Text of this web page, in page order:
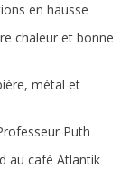
en hausse
chaleur et bonne
métal et
Puth
au café Atlantik